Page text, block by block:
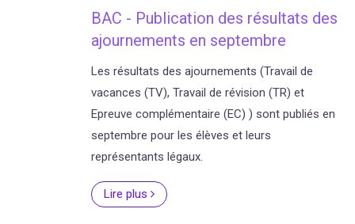
BAC - Publication des résultats des
ajournements en septembre
Les résultats des ajournements (Travail de
vacances (TV), Travail de révision (TR) et
Epreuve complémentaire (EC) ) sont publiés en
septembre pour les élèves et leurs
représentants légaux.
Lire plus